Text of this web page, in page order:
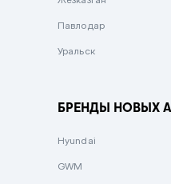
Зеленый
Павлодар
Уральск
БРЕНДЫ НОВЫХ
Hyundai
GWM